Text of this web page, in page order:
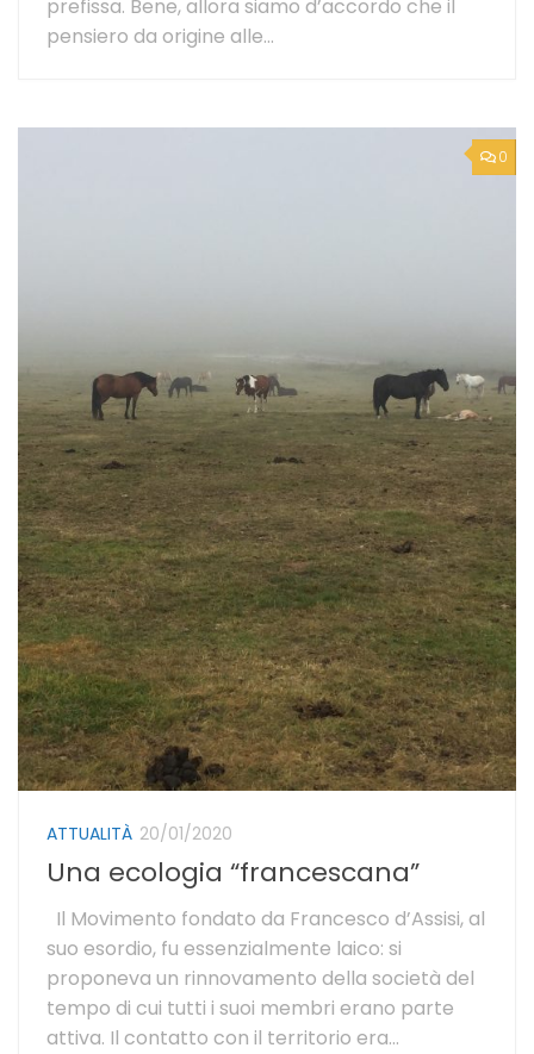
prefissa. Bene, allora siamo d’accordo che il
pensiero da origine alle...
0
ATTUALITÀ 20/01/2020
Una ecologia “francescana”
Il Movimento fondato da Francesco d’Assisi, al
suo esordio, fu essenzialmente laico: si
proponeva un rinnovamento della società del
tempo di cui tutti i suoi membri erano parte
attiva. Il contatto con il territorio era...